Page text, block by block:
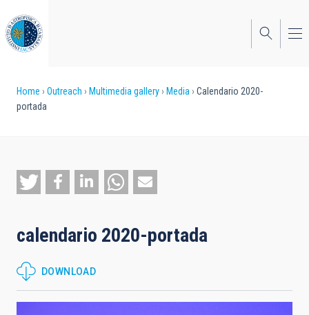
to
main
content
Breadcrumb
Home Outreach Multimedia gallery Media
Calendario 2020-
portada
calendario 2020-portada
DOWNLOAD